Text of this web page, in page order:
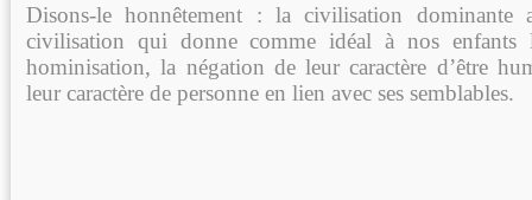
Disons-le honnêtement : la civilisation dominante
civilisation qui donne comme idéal à nos enfants
hominisation, la négation de leur caractère d’être
leur caractère de personne en lien avec ses semblables.